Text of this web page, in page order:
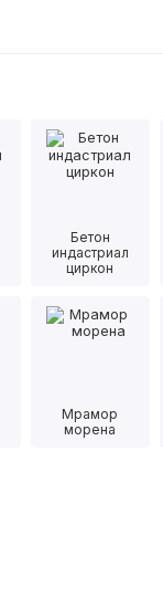
Бетон
индастриал
циркон
Мрамор
морена